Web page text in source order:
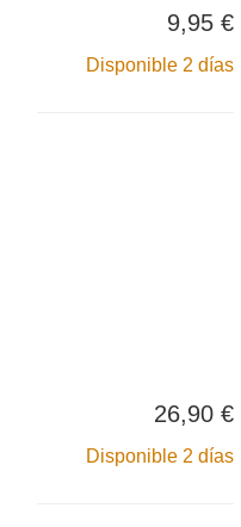
9,95 €
Disponible 2 días
26,90 €
Disponible 2 días